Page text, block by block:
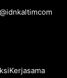
@idnkaltimcom
Kerjasama